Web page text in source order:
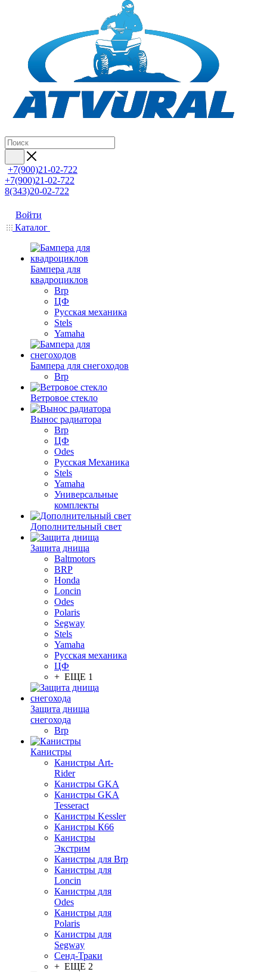
+7(900)21-02-722
+7(900)21-02-722
8(343)20-02-722
Войти
Каталог
Бампера для
квадроциклов
Brp
ЦФ
Русская механика
Stels
Yamaha
Бампера для снегоходов
Brp
Ветровое стекло
Вынос радиатора
Brp
ЦФ
Odes
Русская Механика
Stels
Yamaha
Универсальные
комплекты
Дополнительный свет
Защита днища
Baltmotors
BRP
Honda
Loncin
Odes
Polaris
Segway
Stels
Yamaha
Русская механика
ЦФ
+ ЕЩЕ 1
Защита днища
снегохода
Brp
Канистры
Канистры Art-
Rider
Канистры GKA
Канистры GKA
Tesseract
Канистры Kessler
Канистры К66
Канистры
Экстрим
Канистры для Brp
Канистры для
Loncin
Канистры для
Odes
Канистры для
Polaris
Канистры для
Segway
Сенд-Траки
+ ЕЩЕ 2